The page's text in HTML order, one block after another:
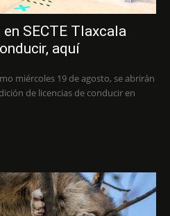
SECTE Tlaxcala
aquí
miércoles 19 de agosto, se abrirán
de licencias de conducir en